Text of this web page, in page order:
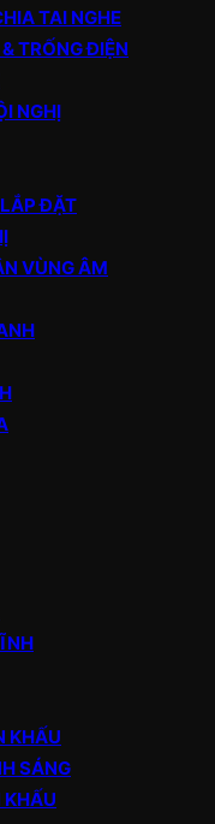
TAI NGHE
TRỐNG ĐIỆN
NGHỊ
ĐẶT
VÙNG ÂM
KHẤU
SÁNG
KHẤU